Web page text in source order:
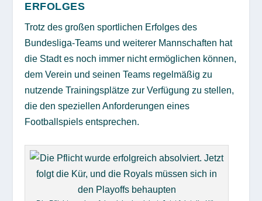
ERFOLGES
Trotz des großen sportlichen Erfolges des
Bundesliga-Teams und weiterer Mannschaften hat
die Stadt es noch immer nicht ermöglichen können,
dem Verein und seinen Teams regelmäßig zu
nutzende Trainingsplätze zur Verfügung zu stellen,
die den speziellen Anforderungen eines
Footballspiels entsprechen.